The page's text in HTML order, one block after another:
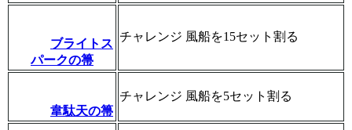
ブライトス
パークの箒
チャレンジ 風船を15セット割る
韋駄天の箒
チャレンジ 風船を5セット割る